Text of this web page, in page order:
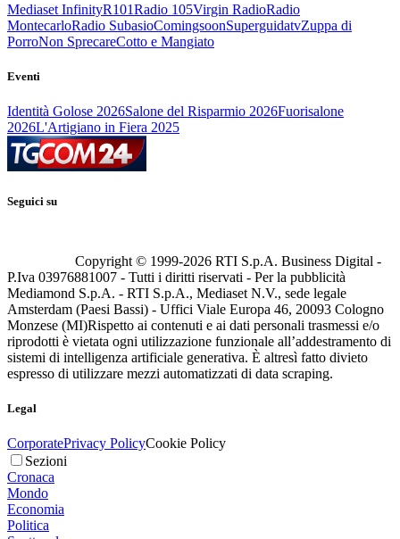
Mediaset InfinityR101Radio 105Virgin RadioRadio
MontecarloRadio SubasioComingsoonSuperguidatvZuppa di
PorroNon SprecareCotto e Mangiato
Eventi
Identità Golose 2026Salone del Risparmio 2026Fuorisalone
2026L'Artigiano in Fiera 2025
Seguici su
Copyright © 1999-2026 RTI S.p.A. Business Digital -
P.Iva 03976881007 - Tutti i diritti riservati - Per la pubblicità
Mediamond S.p.A. - RTI S.p.A., Mediaset N.V., sede legale
Amsterdam (Paesi Bassi) - Uffici Viale Europa 46, 20093 Cologno
Monzese (MI)Rispetto ai contenuti e ai dati personali trasmessi e/o
riprodotti è vietata ogni utilizzazione funzionale all’addestramento di
sistemi di intelligenza artificiale generativa. È altresì fatto divieto
espresso di utilizzare mezzi automatizzati di data scraping.
Legal
CorporatePrivacy PolicyCookie Policy
Sezioni
Cronaca
Mondo
Economia
Politica